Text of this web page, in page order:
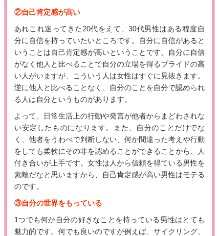
②自己肯定感が高い
あれこれ迷ってきた20代をえて、30代男性はある程度自
分に自信を持っていたいところです。自分に自信があると
いうことは自己肯定感が高いということです。自分に自信
がなく他人と比べることで自分の立場を得るプライドの高
い人がいますが、こういう人は女性はすぐに見抜きます。
逆に他人と比べることなく、自分のことを自分で認められ
る人は自分というものがあります。
よって、日常生活上の行動や発言が他者からまどわされな
い安定したものになります。また、自分のことだけでな
く、他者をうわべで判断しない、何か間違った考えや行動
をしても柔軟にその非を認めることができることから、人
付き合いが上手です。女性は人から信頼を得ている男性を
素敵だなと思いますから、自己肯定感が高い男性はモテる
のです。
③自分の世界をもっている
1つでも何か自分の好きなことを持っている男性はとても
魅力的です。何でも良いのですが例えば、サイクリング、